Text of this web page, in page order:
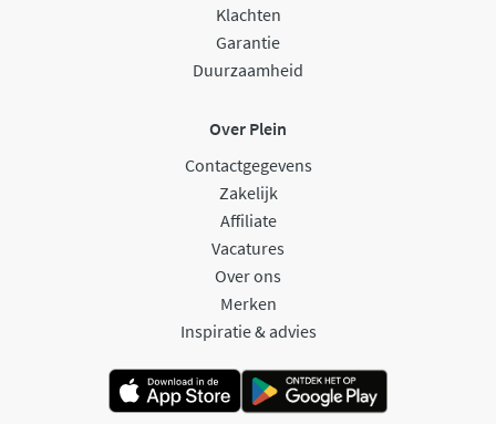
Klachten
Garantie
Duurzaamheid
Over Plein
Contactgegevens
Zakelijk
Affiliate
Vacatures
Over ons
Merken
Inspiratie & advies